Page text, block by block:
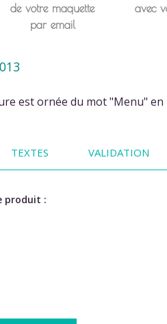
de votre maquette
par email
avec
est ornée du mot "Menu"
TEXTES VALIDATION
produit :